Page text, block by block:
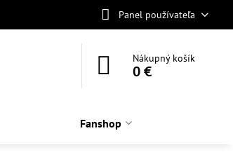
Panel používateľa
Nákupný košík
0 €
Fanshop